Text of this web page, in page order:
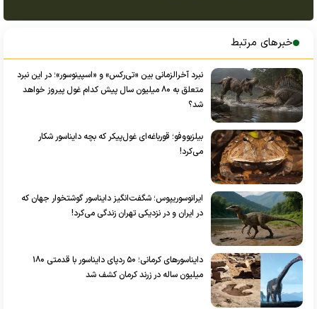
خبرهای مرتبط
نبرد آخرالزمانی بین «تی‌رکس» و «اسپینوسور»؛ در این نبرد
متعلق به ۸۰ میلیون سال پیش کدام غول پیروز خواهد
شد؟
بیلزبووفو؛ قورباغه‌ای غول‌پیکر که بچه دایناسور‌ شکار
می‌کرد!
ایرانوسوریپوس؛ شگفت‌انگیز دایناسور گوشتخوار جهان که
در ایران و در نزدیکی تهران زندگی می‌کرد!
دایناسورهای کرمانی؛ ۵۰ ردپای دایناسور با قدمتی ۱۸۰
میلیون ساله در زرند کرمان کشف شد